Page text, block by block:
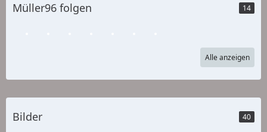
Müller96 folgen 14
Alle anzeigen
Bilder 40